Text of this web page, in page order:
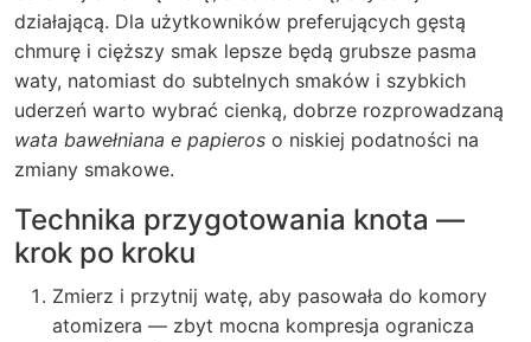
działającą. Dla użytkowników preferujących gęstą
chmurę i cięższy smak lepsze będą grubsze pasma
waty, natomiast do subtelnych smaków i szybkich
uderzeń warto wybrać cienką, dobrze rozprowadzaną
wata bawełniana e papieros o niskiej podatności na
zmiany smakowe.
Technika przygotowania knota —
krok po kroku
Zmierz i przytnij watę, aby pasowała do komory
atomizera — zbyt mocna kompresja ogranicza